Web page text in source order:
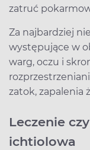
zatruć
Za najbardziej
występujące w
warg, oczu i
zatok, zapalenia
Leczenie
ichtiolowa